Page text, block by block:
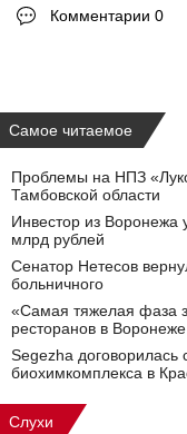
Комментарии 0
Самое читаемое
Проблемы на НПЗ
Тамбовской области
Инвестор из Воронежа
млрд рублей
Сенатор Нетесов
больничного
«Самая тяжелая фаза
ресторанов в
Segezha договорилась
биохимкомплекса в
Слухи